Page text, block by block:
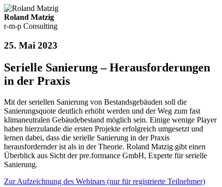
Roland Matzig
r-m-p Consulting
25. Mai 2023
Serielle Sanierung – Herausforderungen
in der Praxis
Mit der seriellen Sanierung von Bestandsgebäuden soll die
Sanierungsquote deutlich erhöht werden und der Weg zum fast
klimaneutralen Gebäudebestand möglich sein. Einige wenige Player
haben hierzulande die ersten Projekte erfolgreich umgesetzt und
lernen dabei, dass die serielle Sanierung in der Praxis
herausfordernder ist als in der Theorie. Roland Matzig gibt einen
Überblick aus Sicht der pre.formance GmbH, Experte für serielle
Sanierung.
Zur Aufzeichnung des Webinars (nur für registrierte Teilnehmer)